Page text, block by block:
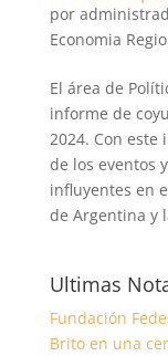
por
Economia
El área de
informe de
2024. Con
de los eventos
influyentes en
de Argentina y
Ultimas
Fundación
Brito en una